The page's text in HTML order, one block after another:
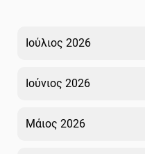
Ιούλιος 2026
Ιούνιος 2026
Μάιος 2026